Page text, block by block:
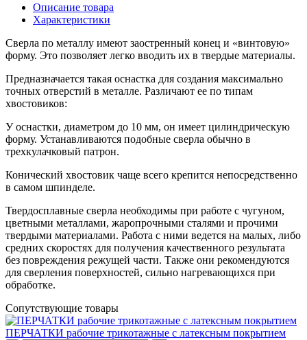
Описание товара
Характеристики
Сверла по металлу имеют заостренный конец и «винтовую»
форму. Это позволяет легко вводить их в твердые материалы.
Предназначается такая оснастка для создания максимально
точных отверстий в металле. Различают ее по типам
хвостовиков:
У оснастки, диаметром до 10 мм, он имеет цилиндрическую
форму. Устанавливаются подобные сверла обычно в
трехкулачковый патрон.
Конический хвостовик чаще всего крепится непосредственно
в самом шпинделе.
Твердосплавные сверла необходимы при работе с чугуном,
цветными металлами, жаропрочными сталями и прочими
твердыми материалами. Работа с ними ведется на малых, либо
средних скоростях для получения качественного результата
без повреждения режущей части. Также они рекомендуются
для сверления поверхностей, сильно нагревающихся при
обработке.
Сопутствующие товары
ПЕРЧАТКИ рабочие трикотажные с латексным покрытием